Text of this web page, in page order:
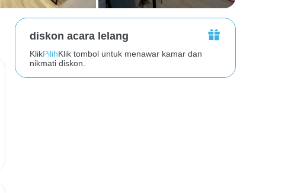
diskon acara lelang
KlikPilihKlik tombol untuk menawar kamar dan
nikmati diskon.